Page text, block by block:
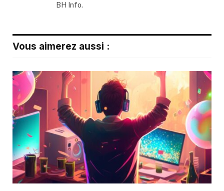
BH Info.
Vous aimerez aussi :